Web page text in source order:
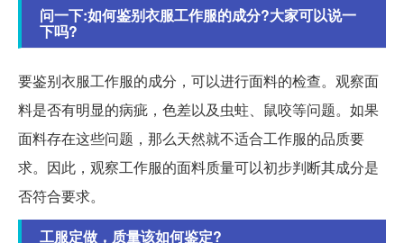
问一下:如何鉴别衣服工作服的成分?大家可以说一
下吗?
要鉴别衣服工作服的成分，可以进行面料的检查。观察面
料是否有明显的病疵，色差以及虫蛀、鼠咬等问题。如果
面料存在这些问题，那么天然就不适合工作服的品质要
求。因此，观察工作服的面料质量可以初步判断其成分是
否符合要求。
工服定做，质量该如何鉴定?